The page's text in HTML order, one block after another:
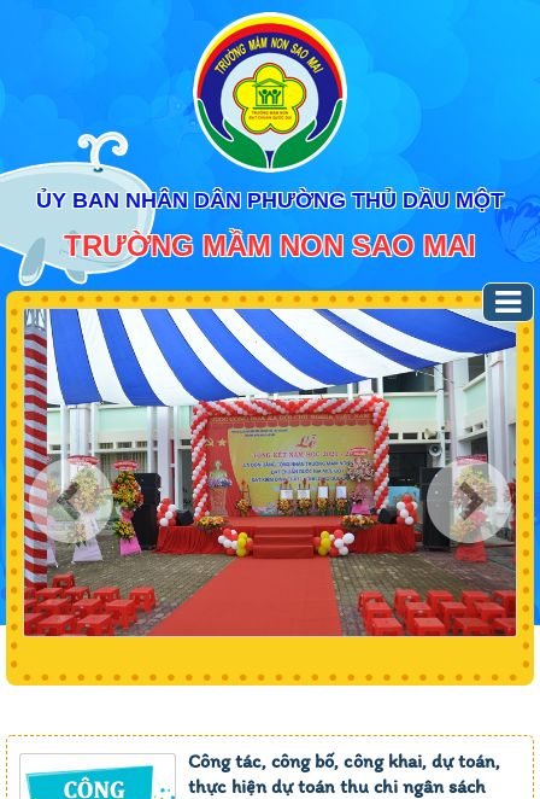
ỦY BAN NHÂN DÂN PHƯỜNG THỦ DẦU MỘT
TRƯỜNG MẦM NON SAO MAI
Công tác, công bố, công khai, dự toán,
thực hiện dự toán thu chi ngân sách